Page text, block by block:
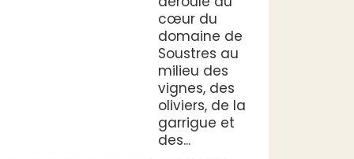
cœur du
domaine de
Soustres au
milieu des
vignes, des
oliviers, de la
garrigue et
des...